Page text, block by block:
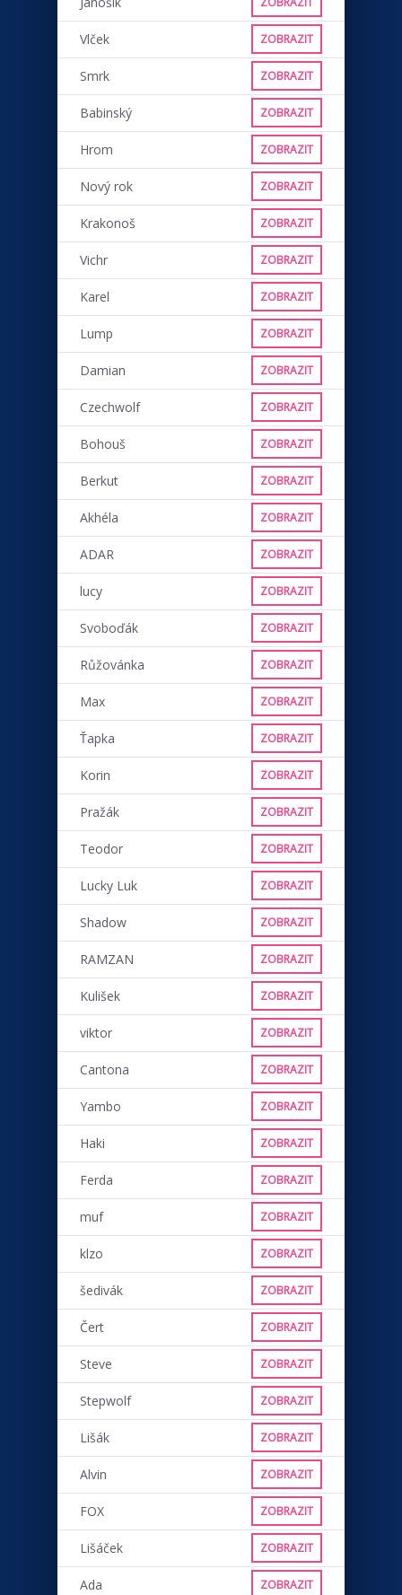
Vlček ZOBRAZIT
Smrk ZOBRAZIT
Babinský ZOBRAZIT
Hrom ZOBRAZIT
Nový rok ZOBRAZIT
Krakonoš ZOBRAZIT
Vichr ZOBRAZIT
Karel ZOBRAZIT
Lump ZOBRAZIT
Damian ZOBRAZIT
Czechwolf ZOBRAZIT
Bohouš ZOBRAZIT
Berkut ZOBRAZIT
Akhéla ZOBRAZIT
ADAR ZOBRAZIT
lucy ZOBRAZIT
Svoboďák ZOBRAZIT
Růžovánka ZOBRAZIT
Max ZOBRAZIT
Ťapka ZOBRAZIT
Korin ZOBRAZIT
Pražák ZOBRAZIT
Teodor ZOBRAZIT
Lucky Luk ZOBRAZIT
Shadow ZOBRAZIT
RAMZAN ZOBRAZIT
Kulišek ZOBRAZIT
viktor ZOBRAZIT
Cantona ZOBRAZIT
Yambo ZOBRAZIT
Haki ZOBRAZIT
Ferda ZOBRAZIT
muf ZOBRAZIT
klzo ZOBRAZIT
šedivák ZOBRAZIT
Čert ZOBRAZIT
Steve ZOBRAZIT
Stepwolf ZOBRAZIT
Lišák ZOBRAZIT
Alvin ZOBRAZIT
FOX ZOBRAZIT
Lišáček ZOBRAZIT
Ada ZOBRAZIT